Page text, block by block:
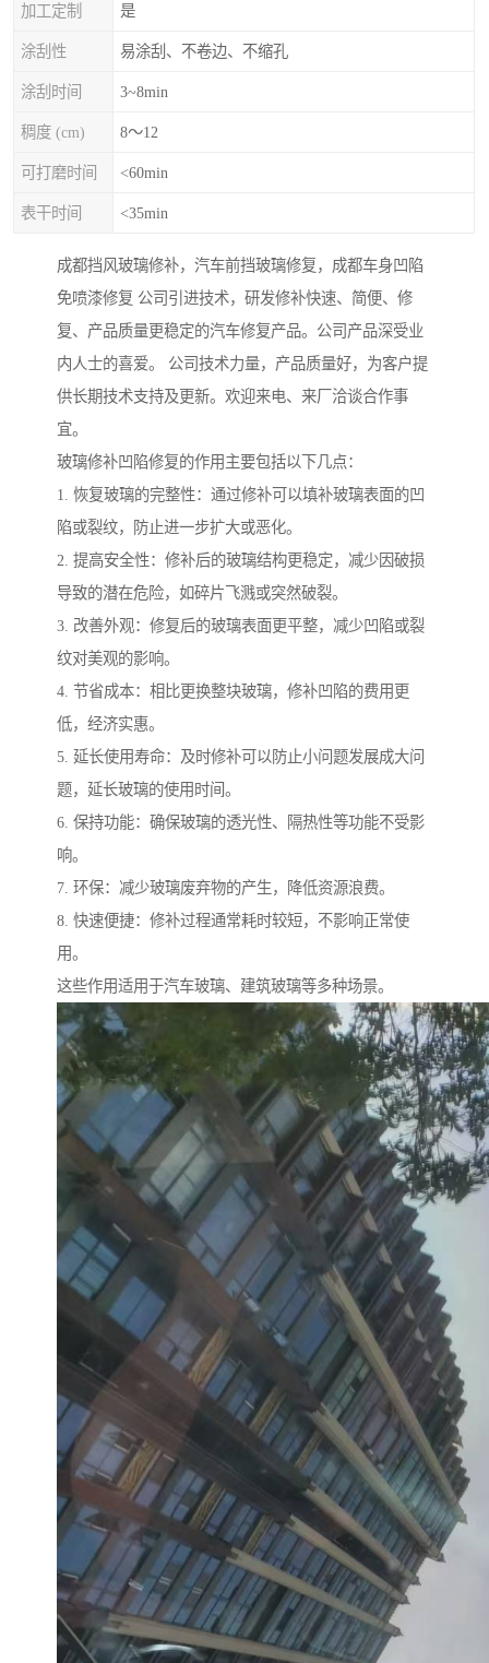
加工定制 是
涂刮性 易涂刮、不卷边、不缩孔
涂刮时间 3~8min
稠度 (cm) 8～12
可打磨时间 <60min
表干时间 <35min
成都挡风玻璃修补，汽车前挡玻璃修复，成都车身凹陷
免喷漆修复 公司引进技术，研发修补快速、简便、修
复、产品质量更稳定的汽车修复产品。公司产品深受业
内人士的喜爱。 公司技术力量，产品质量好，为客户提
供长期技术支持及更新。欢迎来电、来厂洽谈合作事
宜。
玻璃修补凹陷修复的作用主要包括以下几点：
1. 恢复玻璃的完整性：通过修补可以填补玻璃表面的凹
陷或裂纹，防止进一步扩大或恶化。
2. 提高安全性：修补后的玻璃结构更稳定，减少因破损
导致的潜在危险，如碎片飞溅或突然破裂。
3. 改善外观：修复后的玻璃表面更平整，减少凹陷或裂
纹对美观的影响。
4. 节省成本：相比更换整块玻璃，修补凹陷的费用更
低，经济实惠。
5. 延长使用寿命：及时修补可以防止小问题发展成大问
题，延长玻璃的使用时间。
6. 保持功能：确保玻璃的透光性、隔热性等功能不受影
响。
7. 环保：减少玻璃废弃物的产生，降低资源浪费。
8. 快速便捷：修补过程通常耗时较短，不影响正常使
用。
这些作用适用于汽车玻璃、建筑玻璃等多种场景。